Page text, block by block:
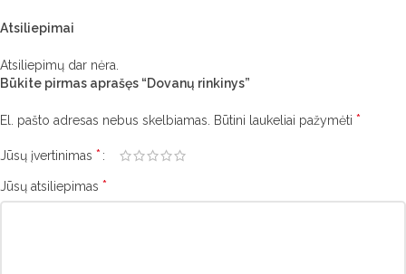
Atsiliepimai
Atsiliepimų dar nėra.
Būkite pirmas aprašęs “Dovanų rinkinys”
El. pašto adresas nebus skelbiamas. Būtini laukeliai pažymėti *
Jūsų įvertinimas *
Jūsų atsiliepimas *